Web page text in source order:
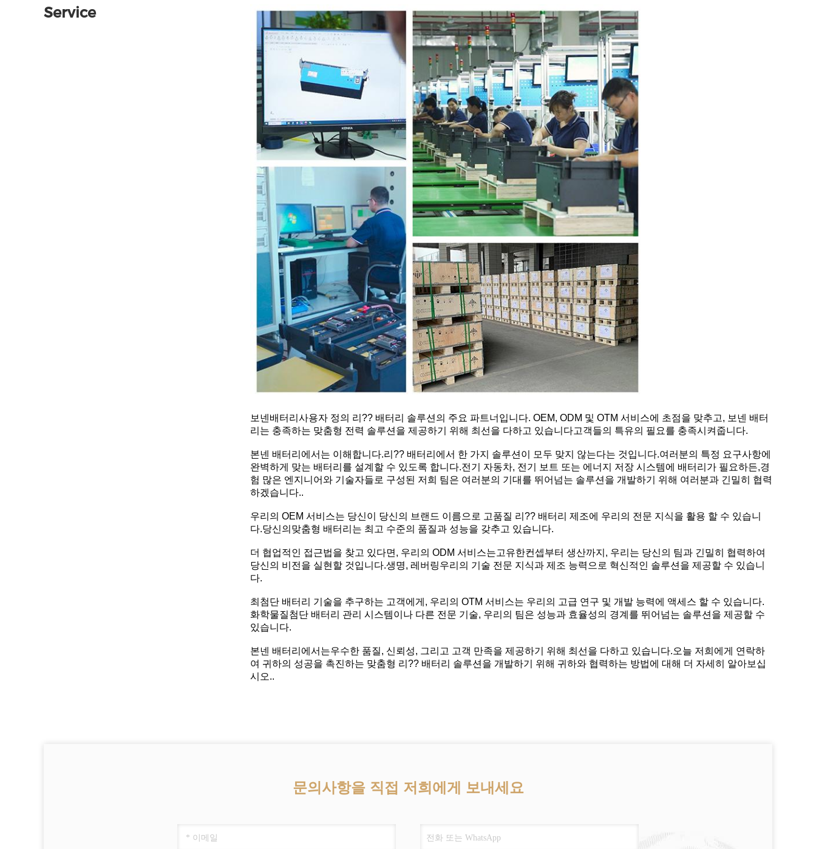
Service
보넨 배터리 사용자 정의 리?? 배터리 솔루션의 주요 파트너입니다. OEM, ODM 및 OTM 서비스에 초점을 맞추고, 보넨 배터
리는 충족하는 맞춤형 전력 솔루션을 제공하기 위해 최선을 다하고 있습니다고객들의 특유의 필요를 충족시켜줍니다.
본넨 배터리에서는 이해합니다.리?? 배터리에서 한 가지 솔루션이 모두 맞지 않는다는 것입니다.여러분의 특정 요구사항에
완벽하게 맞는 배터리를 설계할 수 있도록 합니다.전기 자동차, 전기 보트 또는 에너지 저장 시스템에 배터리가 필요하든,경
험 많은 엔지니어와 기술자들로 구성된 저희 팀은 여러분의 기대를 뛰어넘는 솔루션을 개발하기 위해 여러분과 긴밀히 협력
하겠습니다..
우리의 OEM 서비스는 당신이 당신의 브랜드 이름으로 고품질 리?? 배터리 제조에 우리의 전문 지식을 활용 할 수 있습니
다.당신의 맞춤형 배터리는 최고 수준의 품질과 성능을 갖추고 있습니다.
더 협업적인 접근법을 찾고 있다면, 우리의 ODM 서비스는고유한컨셉부터 생산까지, 우리는 당신의 팀과 긴밀히 협력하여
당신의 비전을 실현할 것입니다.생명, 레버링우리의 기술 전문 지식과 제조 능력으로 혁신적인 솔루션을 제공할 수 있습니
다.
최첨단 배터리 기술을 추구하는 고객에게, 우리의 OTM 서비스는 우리의 고급 연구 및 개발 능력에 액세스 할 수 있습니다.
화학물질첨단 배터리 관리 시스템이나 다른 전문 기술, 우리의 팀은 성능과 효율성의 경계를 뛰어넘는 솔루션을 제공할 수
있습니다.
본넨 배터리에서는우수한 품질, 신뢰성, 그리고 고객 만족을 제공하기 위해 최선을 다하고 있습니다.오늘 저희에게 연락하
여 귀하의 성공을 촉진하는 맞춤형 리?? 배터리 솔루션을 개발하기 위해 귀하와 협력하는 방법에 대해 더 자세히 알아보십
시오..
문의사항을 직접 저희에게 보내세요